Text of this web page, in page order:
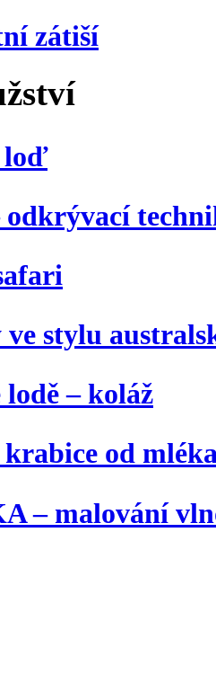
zátiší
loď
odkrývací
stylu
– koláž
krabice od
– malování